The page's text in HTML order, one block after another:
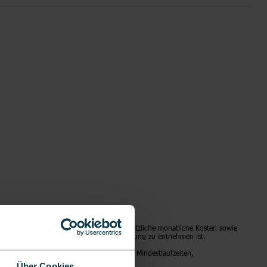
den jeweiligen Vertrag entstehen zusätzliche monatliche Kosten sowie
ebenfalls der jeweiligen Tarifbeschreibung zu entnehmen ist.
Kosten, Datengeschwindigkeiten, Mindestlaufzeiten,
entnehmen.